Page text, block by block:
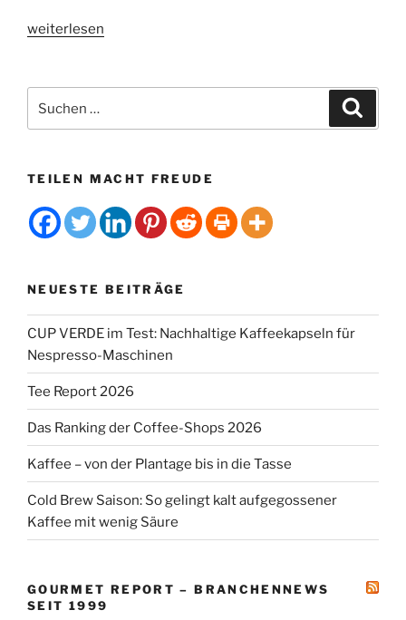
„Nachfrage
wächst“
weiterlesen
nach:
TEILEN MACHT FREUDE
NEUESTE BEITRÄGE
CUP VERDE im Test: Nachhaltige Kaffeekapseln für
Nespresso-Maschinen
Tee Report 2026
Das Ranking der Coffee-Shops 2026
Kaffee – von der Plantage bis in die Tasse
Cold Brew Saison: So gelingt kalt aufgegossener
Kaffee mit wenig Säure
GOURMET REPORT – BRANCHENNEWS
SEIT 1999